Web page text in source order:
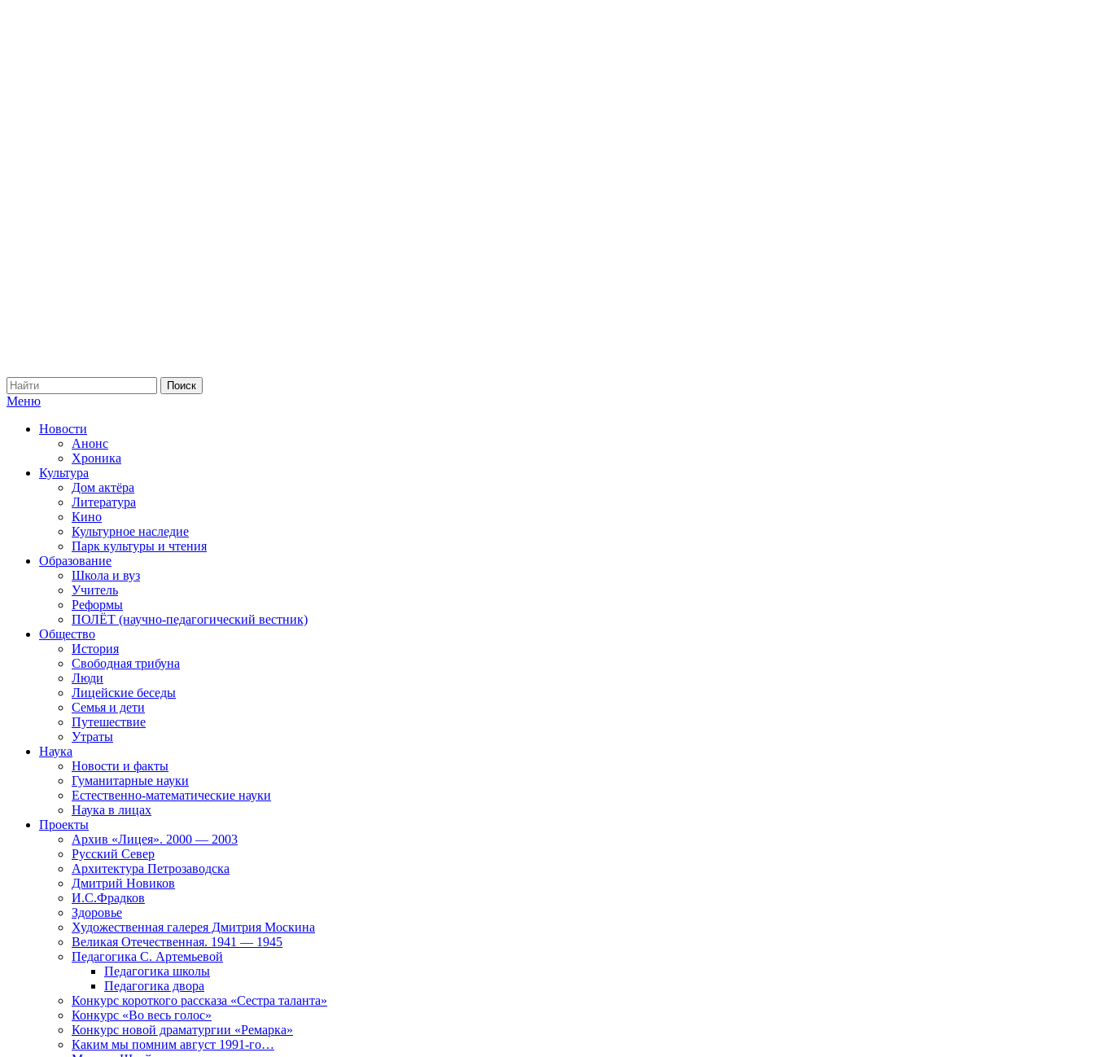
Меню
Новости
Анонс
Хроника
Культура
Дом актёра
Литература
Кино
Культурное наследие
Парк культуры и чтения
Образование
Школа и вуз
Учитель
Реформы
ПОЛЁТ (научно-педагогический вестник)
Общество
История
Свободная трибуна
Люди
Лицейские беседы
Семья и дети
Путешествие
Утраты
Наука
Новости и факты
Гуманитарные науки
Естественно-математические науки
Наука в лицах
Проекты
Архив «Лицея». 2000 — 2003
Русский Север
Архитектура Петрозаводска
Дмитрий Новиков
И.С.Фрадков
Здоровье
Художественная галерея Дмитрия Москина
Великая Отечественная. 1941 — 1945
Педагогика С. Артемьевой
Педагогика школы
Педагогика двора
Конкурс короткого рассказа «Сестра таланта»
Конкурс «Во весь голос»
Конкурс новой драматургии «Ремарка»
Каким мы помним август 1991-го…